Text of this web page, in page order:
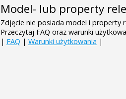
Model- lub property
Zdjęcie nie posiada model i property
Przeczytaj FAQ oraz warunki
| FAQ | Warunki użytkowania |